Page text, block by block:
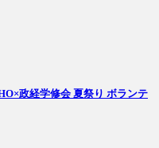
政経学修会 夏祭り ボランテ